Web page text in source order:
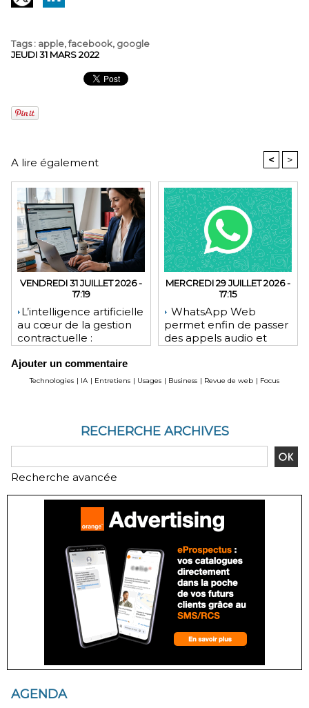
Tags: apple,facebook, google
JEUDI 31 MARS 2022
A lire également < >
VENDREDI 31 JUILLET 2026 -
17:19
​L’intelligence artificielle
au cœur de la gestion
contractuelle :
pour les juristes ?
MERCREDI 29 JUILLET 2026 -
17:15
WhatsApp Web
permet enfin de passer
des appels audio et
Ajouter un commentaire
Technologies | IA | Entretiens | Usages | Business | Revue de web | Focus
RECHERCHE ARCHIVES
Recherche avancée
AGENDA